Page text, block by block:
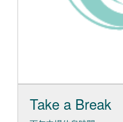
Take a Break